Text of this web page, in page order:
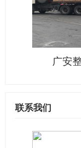
广安
联系我们